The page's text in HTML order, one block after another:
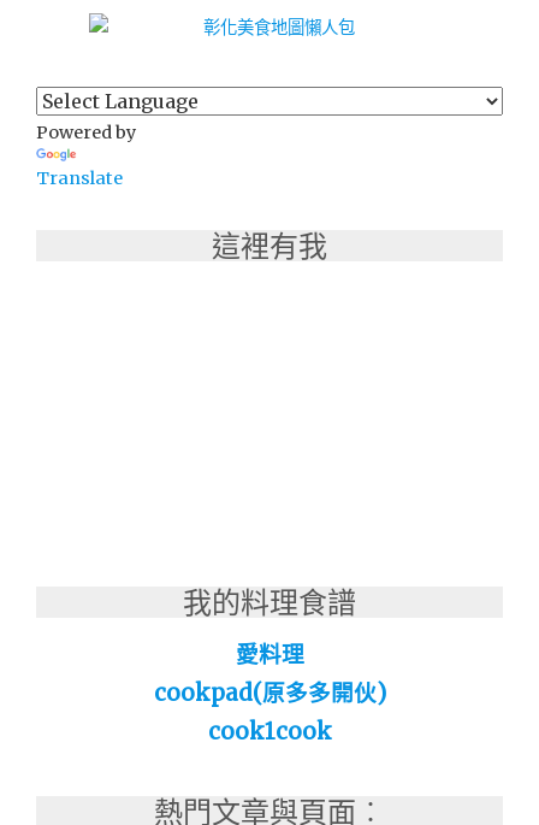
Powered by
Translate
這裡有我
我的料理食譜
愛料理
cookpad(原多多開伙)
cook1cook
熱門文章與頁面︰